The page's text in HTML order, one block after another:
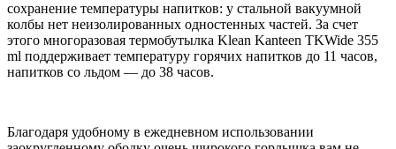
сохранение температуры напитков: у стальной вакуумной
колбы нет неизолированных одностенных частей. За счет
этого многоразовая термобутылка Klean Kanteen TKWide 355
ml поддерживает температуру горячих напитков до 11 часов,
напитков со льдом — до 38 часов.
Благодаря удобному в ежедневном использовании